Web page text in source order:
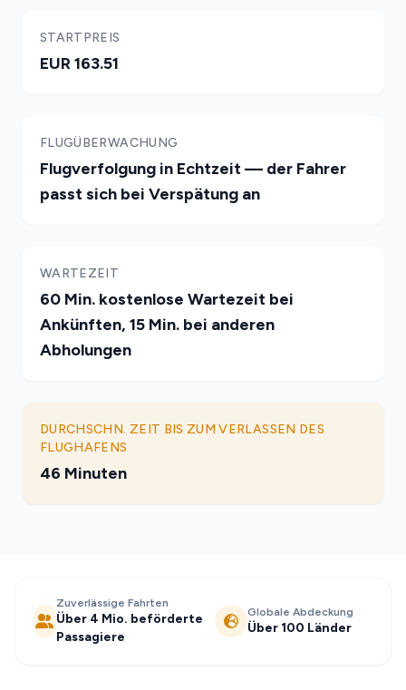
STARTPREIS
EUR 163.51
FLUGÜBERWACHUNG
Flugverfolgung in Echtzeit — der Fahrer
passt sich bei Verspätung an
WARTEZEIT
60 Min. kostenlose Wartezeit bei
Ankünften, 15 Min. bei anderen
Abholungen
DURCHSCHN. ZEIT BIS ZUM VERLASSEN DES
FLUGHAFENS
46 Minuten
Zuverlässige Fahrten
Über 4 Mio. beförderte
Passagiere
Globale Abdeckung
Über 100 Länder